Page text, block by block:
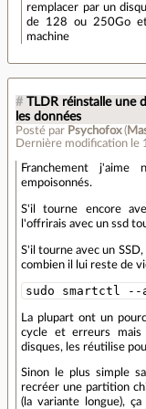
remplacer par un
de 128 ou 250Go
machine
# TLDR réinstalle une
les données
Posté par Psychofox(
Dernière modification le
Franchement
empoisonnés.
S'il tourne encore
l'offrirais avec un ssd
S'il tourne avec un
combien il lui reste de
sudo smartctl --
La plupart ont un
cycle et erreurs mais
disques, les réutilise
Sinon le plus simple
recréer une partition
(la variante longue),